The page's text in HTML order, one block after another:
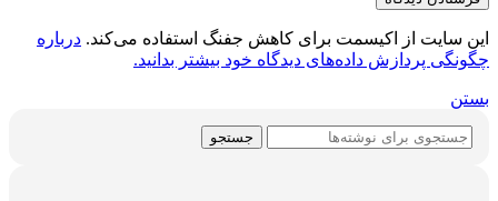
این سایت از اکیسمت برای کاهش جفنگ استفاده می‌کند. درباره
چگونگی پردازش داده‌های دیدگاه خود بیشتر بدانید.
بستن
جستجو